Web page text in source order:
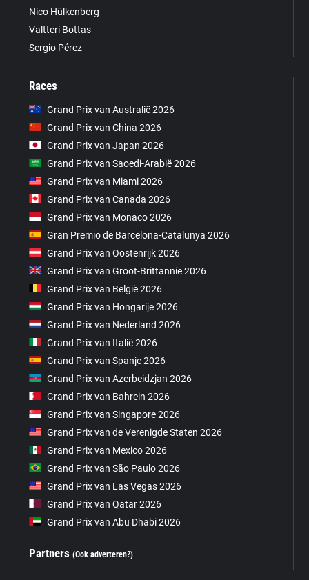
Nico Hülkenberg
Valtteri Bottas
Sergio Pérez
Races
Grand Prix van Australië 2026
Grand Prix van China 2026
Grand Prix van Japan 2026
Grand Prix van Saoedi-Arabië 2026
Grand Prix van Miami 2026
Grand Prix van Canada 2026
Grand Prix van Monaco 2026
Gran Premio de Barcelona-Catalunya 2026
Grand Prix van Oostenrijk 2026
Grand Prix van Groot-Brittannië 2026
Grand Prix van België 2026
Grand Prix van Hongarije 2026
Grand Prix van Nederland 2026
Grand Prix van Italië 2026
Grand Prix van Spanje 2026
Grand Prix van Azerbeidzjan 2026
Grand Prix van Bahrein 2026
Grand Prix van Singapore 2026
Grand Prix van de Verenigde Staten 2026
Grand Prix van Mexico 2026
Grand Prix van São Paulo 2026
Grand Prix van Las Vegas 2026
Grand Prix van Qatar 2026
Grand Prix van Abu Dhabi 2026
Partners(Ook adverteren?)